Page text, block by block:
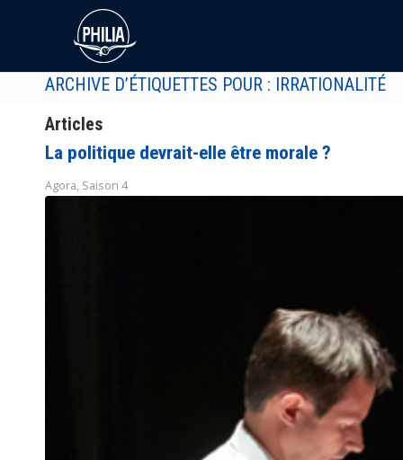
ARCHIVE D’ÉTIQUETTES POUR : IRRATIONALITÉ
Articles
La politique devrait-elle être morale ?
Agora, Saison 4